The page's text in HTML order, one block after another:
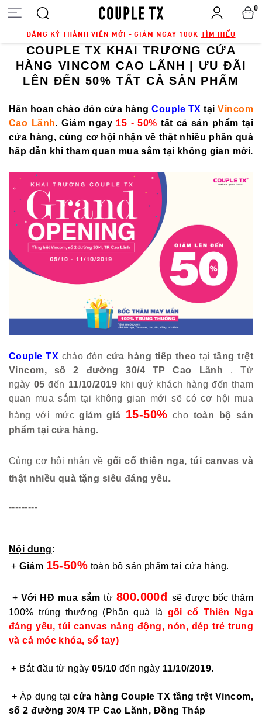
ĐĂNG KÝ THÀNH VIÊN MỚI - GIẢM NGAY 100K TÌM HIỂU
0
COUPLE TX KHAI TRƯƠNG CỬA
HÀNG VINCOM CAO LÃNH | ƯU ĐÃI
LÊN ĐẾN 50% TẤT CẢ SẢN PHẨM
Hân hoan chào đón cửa hàngCouple TX tạiVincom
Cao Lãnh. Giảm ngay 15 - 50% tất cả sản phẩm tại
cửa hàng, cùng cơ hội nhận về thật nhiều phần quà
hấp dẫn khi tham quan mua sắm tại không gian mới.
Couple TX chào đón cửa hàng tiếp theo tạitầng trệt
Vincom, số 2 đường 30/4 TP Cao Lãnh
. Từ
ngày 05đến 11/10/2019 khi quý khách hàng đến tham
quan mua sắm tại không gian mới sẽ có cơ hội mua
hàng với mứcgiảm giá 15-50% cho toàn bộ sản
phẩm tại cửa hàng.
Cùng cơ hội nhận về gối cổ thiên nga, túi canvas và
thật nhiều quà tặng siêu đáng yêu.
---------
Nội dung:
+Giảm 15-50% toàn bộ sản phẩm tại cửa hàng.
+ Với HĐ mua sắm từ 800.000đ sẽ được bốc thăm
100% trúng thưởng (Phần quà là gối cổ Thiên Nga
đáng yêu, túi canvas năng động, nón, dép trẻ trung
và cả móc khóa, sổ tay)
+ Bắt đầu từ ngày 05/10 đến ngày 11/10/2019.
+ Áp dụng tạicửa hàng Couple TX tầng trệt Vincom,
số 2 đường 30/4 TP Cao Lãnh, Đồng Tháp